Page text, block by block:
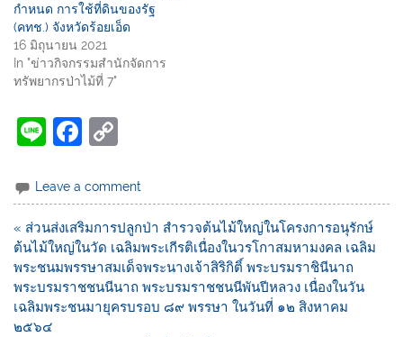
กำหนด การใช้ที่ดินของรัฐ
(คทช.) จังหวัดร้อยเอ็ด
16 มิถุนายน 2021
In "ข่าวกิจกรรมสำนักจัดการ
ทรัพยากรป่าไม้ที่ 7"
Li
e
F
c
e
b
o
o
p
y
Li
n
k
Leave a comment
« ส่วนส่งเสริมการปลูกป่า สำรวจต้นไม้ใหญ่ในโครงการอนุรักษ์
ต้นไม้ใหญ่ในวัด เฉลิมพระเกีรติเนื่องในวรโกาสมหามงคล เฉลิม
พระชนมพรรษาสมเด็จพระนางเจ้าสิริกิติ์ พระบรมราชินีนาถ
พระบรมราชชนนีนาถ พระบรมราชชนนีพันปีหลวง เนื่องในวัน
เฉลิมพระชนมายุครบรอบ ๘๙ พรรษา ในวันที่ ๑๒ สิงหาคม
๒๕๖๔